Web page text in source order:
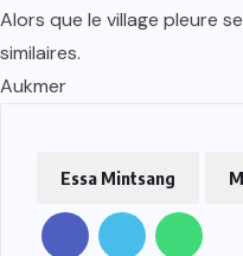
Alors que le village pleure
similaires.
Aukmer
Essa Mintsang